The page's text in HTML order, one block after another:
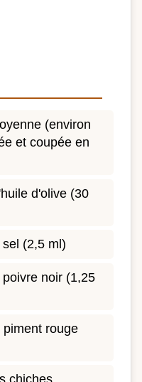
(environ
et coupée en
d'olive (30
(2,5 ml)
noir (1,25
rouge